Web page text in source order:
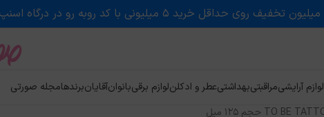
لوازم آرایشیمراقبتیبهداشتیعطر و ادکلنلوازم برقیبانوانآقایانبرندهامجله صورتی